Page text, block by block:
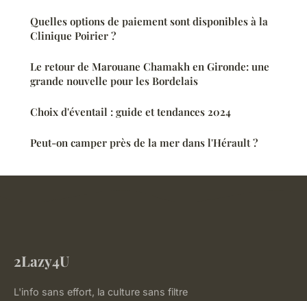
Quelles options de paiement sont disponibles à la
Clinique Poirier ?
Le retour de Marouane Chamakh en Gironde: une
grande nouvelle pour les Bordelais
Choix d'éventail : guide et tendances 2024
Peut-on camper près de la mer dans l'Hérault ?
2Lazy4U
L'info sans effort, la culture sans filtre